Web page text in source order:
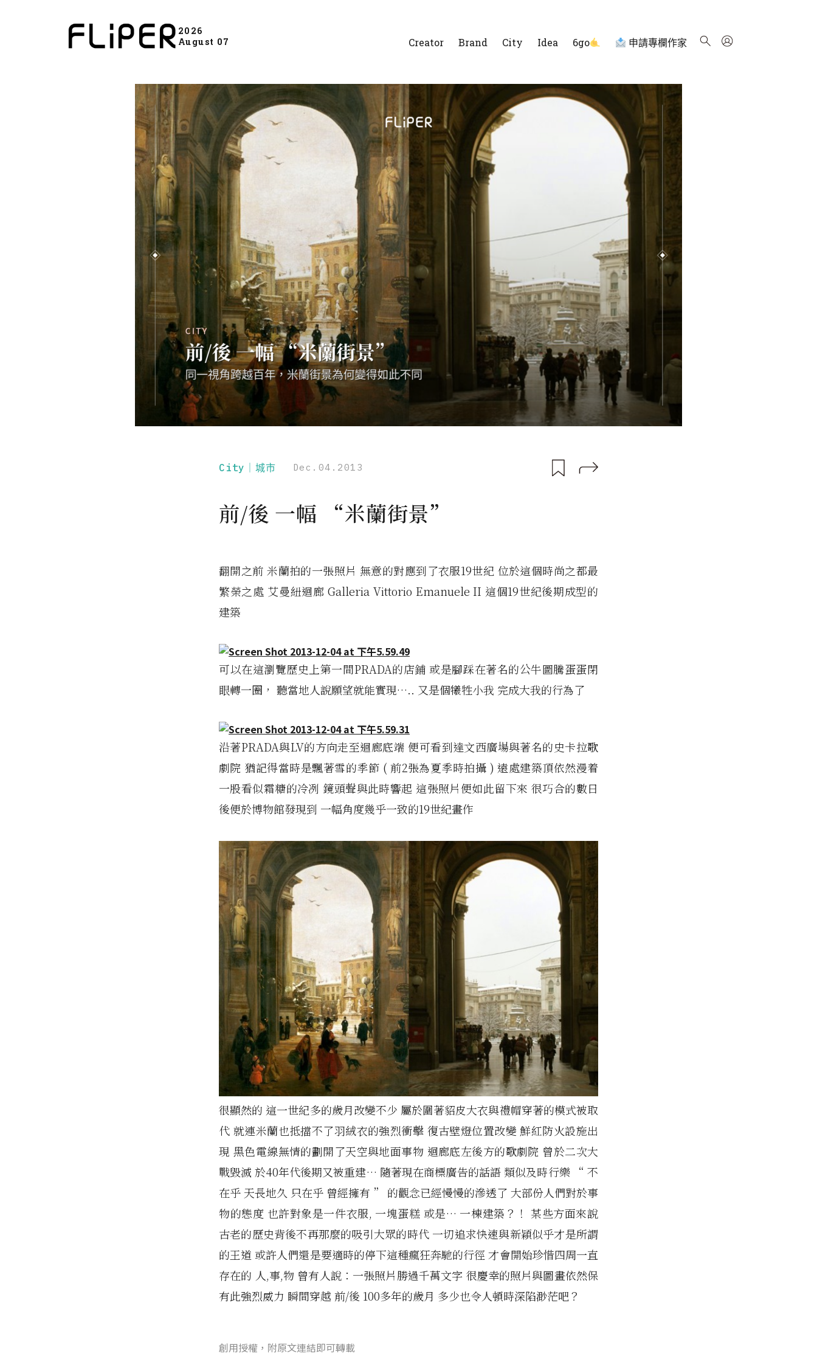
2026
August 07
Creator Brand City Idea 6go 申請專欄作家
City｜城市 Dec.04.2013
前/後 一幅 “米蘭街景”
翻開之前 米蘭拍的一張照片 無意的對應到了衣服19世紀 位於這個時尚之都最
繁榮之處 艾曼紐迴廊 Galleria Vittorio Emanuele II 這個19世紀後期成型的
建築
可以在這瀏覽歷史上第一間PRADA的店鋪 或是腳踩在著名的公牛圖騰蛋蛋閉
眼轉一圈， 聽當地人說願望就能實現….. 又是個犧牲小我 完成大我的行為了
沿著PRADA與LV的方向走至迴廊底端 便可看到達文西廣場與著名的史卡拉歌
劇院 猶記得當時是飄著雪的季節 ( 前2張為夏季時拍攝 ) 遠處建築頂依然漫着
一股看似霜糖的冷冽 鏡頭聲與此時響起 這張照片便如此留下來 很巧合的數日
後便於博物館發現到 一幅角度幾乎一致的19世紀畫作
很顯然的 這一世紀多的歲月改變不少 屬於圍著貂皮大衣與禮帽穿著的模式被取
代 就連米蘭也抵擋不了羽絨衣的強烈衝擊 復古壁燈位置改變 鮮紅防火設施出
現 黑色電線無情的劃開了天空與地面事物 迴廊底左後方的歌劇院 曾於二次大
戰毀滅 於40年代後期又被重建… 隨著現在商標廣告的話語 類似及時行樂 “ 不
在乎 天長地久 只在乎 曾經擁有 ” 的觀念已經慢慢的滲透了 大部份人們對於事
物的態度 也許對象是一件衣服, 一塊蛋糕 或是… 一棟建築？！ 某些方面來說
古老的歷史背後不再那麼的吸引大眾的時代 一切追求快速與新穎似乎才是所謂
的王道 或許人們還是要適時的停下這種瘋狂奔馳的行徑 才會開始珍惜四周一直
存在的 人,事,物 曾有人說：一張照片勝過千萬文字 很慶幸的照片與圖畫依然保
有此強烈威力 瞬間穿越 前/後 100多年的歲月 多少也令人頓時深陷渺茫吧？
創用授權，附原文連結即可轉載